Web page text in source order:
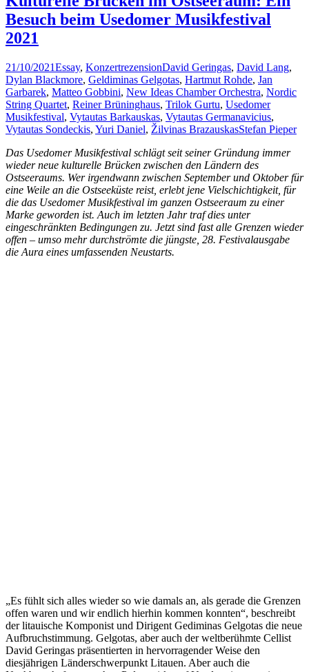
Besuch beim Usedomer Musikfestival
2021
21/10/2021Essay, KonzertrezensionDavid Geringas, David Lang,
Dylan Blackmore, Geldiminas Gelgotas, Hartmut Rohde, Jan
Garbarek, Matteo Gobbini, New Ideas Chamber Orchestra, Nordic
String Quartet, Reiner Brüninghaus, Trilok Gurtu, Usedomer
Musikfestival, Vytautas Barkauskas, Vytautas Germanavicius,
Vytautas Sondeckis, Yuri Daniel, Žilvinas BrazauskasStefan Pieper
Das Usedomer Musikfestival schlägt seit seiner Gründung immer
wieder neue kulturelle Brücken zwischen den Ländern des
Ostseeraums. Wer irgendwann zwischen September und Oktober für
eine Weile an die Ostseeküste reist, erlebt jene Vielschichtigkeit, für
die das Usedomer Musikfestival im ganzen Ostseeraum zu einer
Marke geworden ist. Auch im letzten Jahr traf dies unter
eingeschränkten Bedingungen zu. Jetzt sind fast alle Grenzen wieder
offen – umso mehr durchströmte die jüngste, 28. Festivalausgabe
die Aura eines umfassenden Neustarts.
„Es fühlt sich alles wieder so wie damals an, als gerade die Grenzen
offen waren und wir endlich hierhin kommen konnten“, beschreibt
der litauische Komponist und Dirigent Gediminas Gelgotas die neue
Aufbruchstimmung. Gelgotas, aber auch der weltberühmte Cellist
David Geringas präsentierten in hervorragender Weise den
diesjährigen Länderschwerpunkt Litauen. Aber auch die